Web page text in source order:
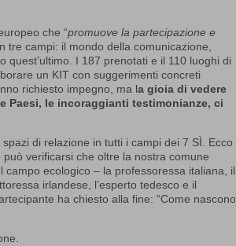
che “promuove la partecipazione e
tre campi: il mondo della comunicazione,
quest’ultimo. I 187 prenotati e il 110 luoghi di
un KIT con suggerimenti concreti
richiesto impegno, ma la gioia di vedere
Paesi, le incoraggianti testimonianze, ci
di relazione in tutti i campi dei 7 SÌ. Ecco
verificarsi che oltre la nostra comune
ecologico – la professoressa italiana, il
irlandese, l’esperto tedesco e il
ha chiesto alla fine: “Come nascono